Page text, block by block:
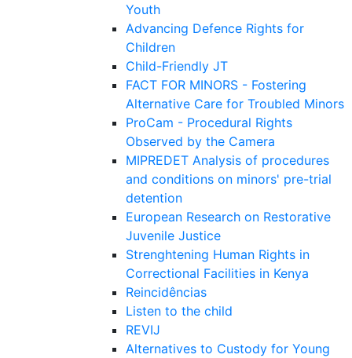
Youth
Advancing Defence Rights for
Children
Child-Friendly JT
FACT FOR MINORS - Fostering
Alternative Care for Troubled Minors
ProCam - Procedural Rights
Observed by the Camera
MIPREDET Analysis of procedures
and conditions on minors' pre-trial
detention
European Research on Restorative
Juvenile Justice
Strenghtening Human Rights in
Correctional Facilities in Kenya
Reincidências
Listen to the child
REVIJ
Alternatives to Custody for Young